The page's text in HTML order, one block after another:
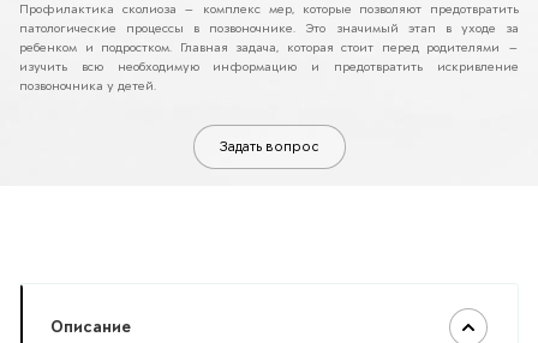
Профилактика сколиоза — комплекс мер, которые позволяют предотвратить
патологические процессы в позвоночнике. Это значимый этап в уходе за
ребенком и подростком. Главная задача, которая стоит перед родителями —
изучить всю необходимую информацию и предотвратить искривление
позвоночника у детей.
Задать вопрос
Описание